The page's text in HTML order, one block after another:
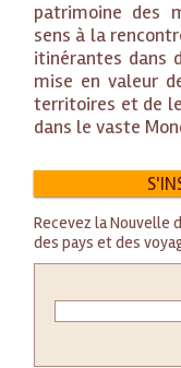
patrimoine des
sens à la
itinérantes dans
mise en valeur
territoires et de
dans le vaste
Recevez la Nouvelle
des pays et des